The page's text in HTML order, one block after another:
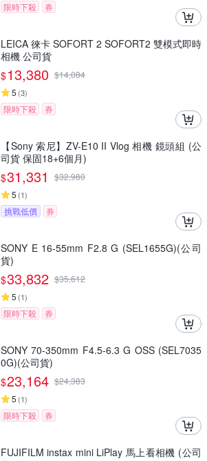
限時下殺 券
LEICA 徠卡 SOFORT 2 SOFORT2 雙模式即時
相機 公司貨
$13,380 $14,084
5 (3)
限時下殺 券
【Sony 索尼】ZV-E10 II Vlog 相機 鏡頭組 (公
司貨 保固18+6個月)
$31,331 $32,980
5 (1)
挑戰低價 券
SONY E 16-55mm F2.8 G (SEL1655G)(公司
貨)
$33,832 $35,612
5 (1)
限時下殺 券
SONY 70-350mm F4.5-6.3 G OSS (SEL7035
0G)(公司貨)
$23,164 $24,383
5 (1)
限時下殺 券
FUJIFILM instax mini LiPlay 馬上看相機 (公司